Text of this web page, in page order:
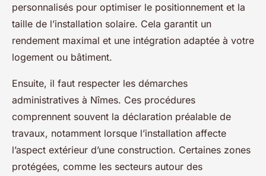
personnalisés pour optimiser le positionnement et la
taille de l’installation solaire. Cela garantit un
rendement maximal et une intégration adaptée à votre
logement ou bâtiment.
Ensuite, il faut respecter les démarches
administratives à Nîmes. Ces procédures
comprennent souvent la déclaration préalable de
travaux, notamment lorsque l’installation affecte
l’aspect extérieur d’une construction. Certaines zones
protégées, comme les secteurs autour des